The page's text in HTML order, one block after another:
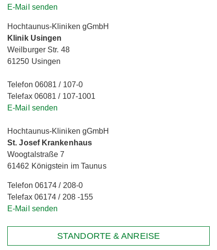
E-Mail senden
Hochtaunus-Kliniken gGmbH
Klinik Usingen
Weilburger Str. 48
61250 Usingen
Telefon 06081 / 107-0
Telefax 06081 / 107-1001
E-Mail senden
Hochtaunus-Kliniken gGmbH
St. Josef Krankenhaus
Woogtalstraße 7
61462 Königstein im Taunus
Telefon 06174 / 208-0
Telefax 06174 / 208 -155
E-Mail senden
STANDORTE & ANREISE